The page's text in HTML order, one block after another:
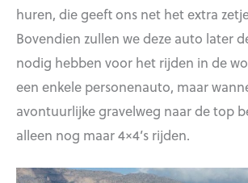
huren, die geeft ons net het extra
Bovendien zullen we deze auto later
nodig hebben voor het rijden in de
een enkele personenauto, maar
avontuurlijke gravelweg naar de top
alleen nog maar 4×4’s rijden.